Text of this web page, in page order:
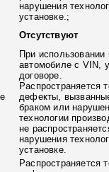
нарушения
установке.;
Отсутствуют
При использовании
автомобиле с VIN,
договоре.
Распространяется
дефекты,
браком или
технологии
не
нарушения
установке.
Распространяется